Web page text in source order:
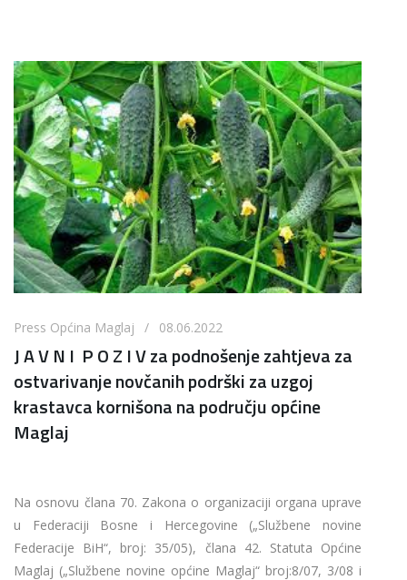
Press Općina Maglaj / 08.06.2022
J A V N I P O Z I V za podnošenje zahtjeva za
ostvarivanje novčanih podrški za uzgoj
krastavca kornišona na području općine
Maglaj
Na osnovu člana 70. Zakona o organizaciji organa uprave
u Federaciji Bosne i Hercegovine („Službene novine
Federacije BiH“, broj: 35/05), člana 42. Statuta Općine
Maglaj („Službene novine općine Maglaj“ broj:8/07, 3/08 i